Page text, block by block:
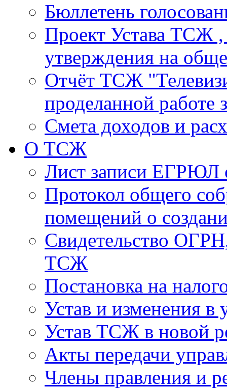
Бюллетень
Проект Устава ТСЖ
утверждения на
Отчёт ТСЖ
проделанной работе
Смета доходов и
О ТСЖ
Лист записи ЕГРЮЛ
Протокол общего
помещений о
Свидетельство
ТСЖ
Постановка на
Устав и изменения в
Устав ТСЖ в новой
Акты передачи
Члены правления и